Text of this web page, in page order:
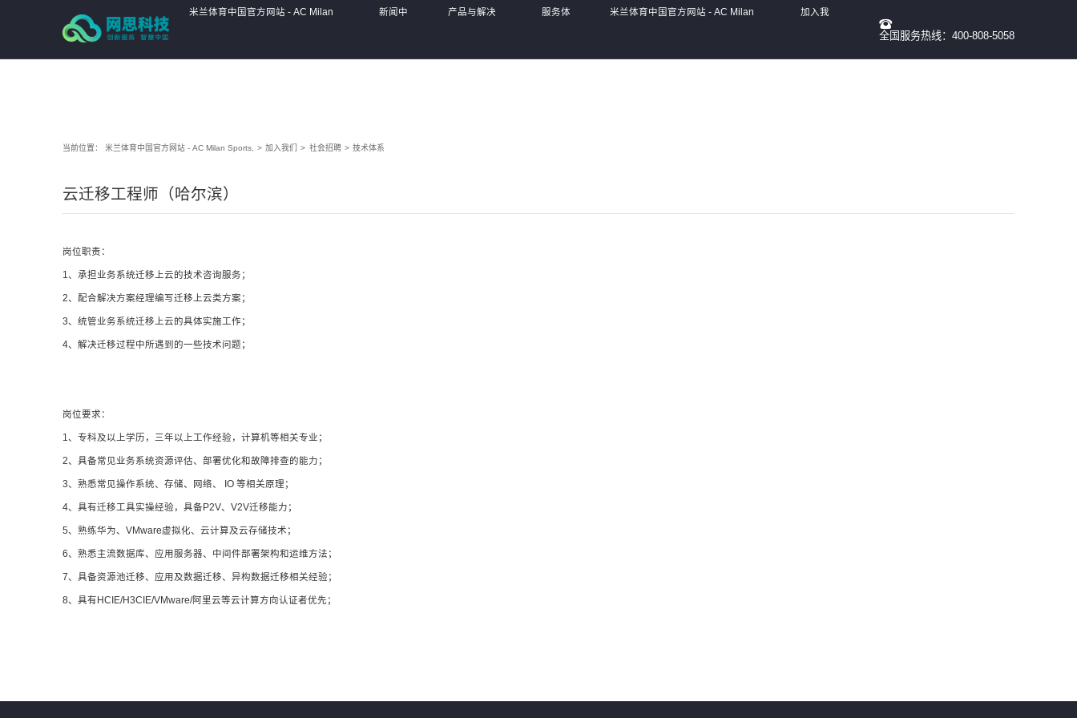
米兰体育中国官方网站 - AC Milan 新闻中 产品与解决 服务体 米兰体育中国官方网站 - AC Milan 加入我
全国服务热线：400-808-5058
当前位置： 米兰体育中国官方网站 - AC Milan Sports, > 加入我们 > 社会招聘 > 技术体系
云迁移工程师（哈尔滨）
岗位职责：
1、承担业务系统迁移上云的技术咨询服务；
2、配合解决方案经理编写迁移上云类方案；
3、统管业务系统迁移上云的具体实施工作；
4、解决迁移过程中所遇到的一些技术问题；
岗位要求：
1、专科及以上学历，三年以上工作经验，计算机等相关专业；
2、具备常见业务系统资源评估、部署优化和故障排查的能力；
3、熟悉常见操作系统、存储、网络、 IO 等相关原理；
4、具有迁移工具实操经验，具备P2V、V2V迁移能力；
5、熟练华为、VMware虚拟化、云计算及云存储技术；
6、熟悉主流数据库、应用服务器、中间件部署架构和运维方法；
7、具备资源池迁移、应用及数据迁移、异构数据迁移相关经验；
8、具有HCIE/H3CIE/VMware/阿里云等云计算方向认证者优先；